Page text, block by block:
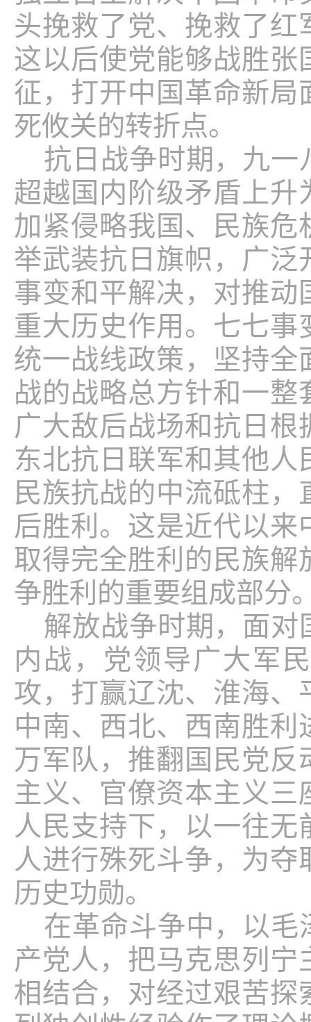
头挽救了党、挽救了
这以后使党能够战胜
征，打开中国革命新
死攸关的转折点。
抗日战争时期，九
超越国内阶级矛盾上
加紧侵略我国、民族
举武装抗日旗帜，广
事变和平解决，对推
重大历史作用。七七
统一战线政策，坚持
战的战略总方针和一
广大敌后战场和抗日
东北抗日联军和其他
民族抗战的中流砥柱
后胜利。这是近代以
取得完全胜利的民族
争胜利的重要组成部分
解放战争时期，面
内战，党领导广大军
攻，打赢辽沈、淮海
中南、西北、西南胜
万军队，推翻国民党
主义、官僚资本主义
人民支持下，以一往
人进行殊死斗争，为
历史功勋。
在革命斗争中，以
产党人，把马克思列
相结合，对经过艰苦